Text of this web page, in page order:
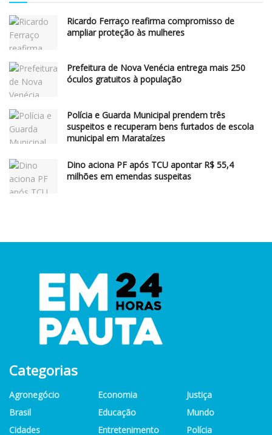
Ricardo Ferraço reafirma compromisso de
ampliar proteção às mulheres
Prefeitura de Nova Venécia entrega mais 250
óculos gratuitos à população
Polícia e Guarda Municipal prendem três
suspeitos e recuperam bens furtados de escola
municipal em Marataízes
Dino aciona PF após TCU apontar R$ 55,4
milhões em emendas suspeitas
Categorias
Agronegócio
Brasil
Cidades
Economia
Educação
Entretenimento
Justiça
Mundo
Polícia